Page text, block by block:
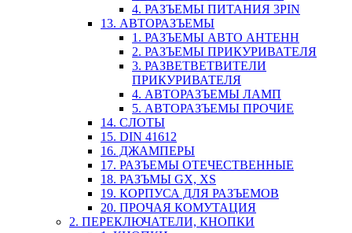
4. РАЗЪЕМЫ ПИТАНИЯ 3PIN
13. АВТОРАЗЪЕМЫ
1. РАЗЪЕМЫ АВТО АНТЕНН
2. РАЗЪЕМЫ ПРИКУРИВАТЕЛЯ
3. РАЗВЕТВЕТВИТЕЛИ
ПРИКУРИВАТЕЛЯ
4. АВТОРАЗЪЕМЫ ЛАМП
5. АВТОРАЗЪЕМЫ ПРОЧИЕ
14. СЛОТЫ
15. DIN 41612
16. ДЖАМПЕРЫ
17. РАЗЪЕМЫ ОТЕЧЕСТВЕННЫЕ
18. РАЗЪМЫ GX, XS
19. КОРПУСА ДЛЯ РАЗЪЕМОВ
20. ПРОЧАЯ КОМУТАЦИЯ
2. ПЕРЕКЛЮЧАТЕЛИ, КНОПКИ